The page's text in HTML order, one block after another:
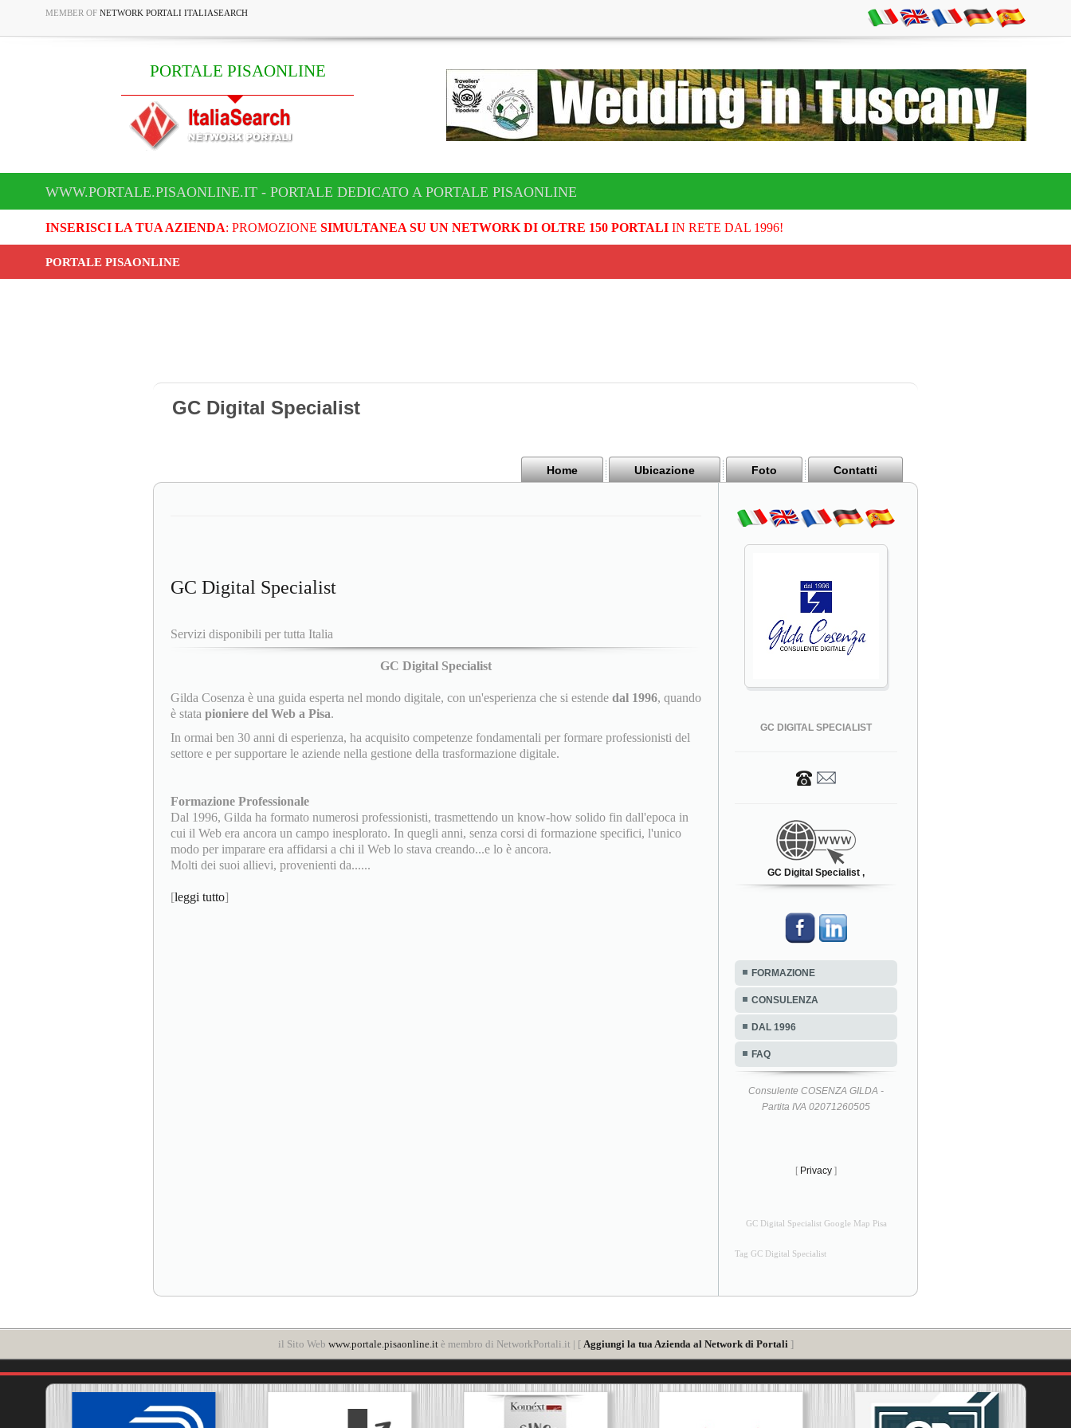
MEMBER OF NETWORK PORTALI ITALIASEARCH
PORTALE PISAONLINE
WWW.PORTALE.PISAONLINE.IT - PORTALE DEDICATO A PORTALE PISAONLINE
INSERISCI LA TUA AZIENDA: PROMOZIONE SIMULTANEA SU UN NETWORK DI OLTRE 150 PORTALIIN RETE DAL 1996!
PORTALE PISAONLINE
GC Digital Specialist
Home Ubicazione Foto Contatti
GC Digital Specialist
Servizi disponibili per tutta Italia
GC Digital Specialist
Gilda Cosenza è una guida esperta nel mondo digitale, con un'esperienza che si estende dal 1996, quando
è stata pioniere del Web a Pisa.
In ormai ben 30 anni di esperienza, ha acquisito competenze fondamentali per formare professionisti del
settore e per supportare le aziende nella gestione della trasformazione digitale.
Formazione Professionale
Dal 1996, Gilda ha formato numerosi professionisti, trasmettendo un know-how solido fin dall'epoca in
cui il Web era ancora un campo inesplorato. In quegli anni, senza corsi di formazione specifici, l'unico
modo per imparare era affidarsi a chi il Web lo stava creando...e lo è ancora.
Molti dei suoi allievi, provenienti da......
[leggi tutto]
GC DIGITAL SPECIALIST
GC Digital Specialist ,
FORMAZIONE
CONSULENZA
DAL 1996
FAQ
Consulente COSENZA GILDA -
Partita IVA 02071260505
[ Privacy ]
GC Digital Specialist Google Map Pisa
Tag GC Digital Specialist
il Sito Web www.portale.pisaonline.itè membro di NetworkPortali.it | [ Aggiungi la tua Azienda al Network di Portali ]